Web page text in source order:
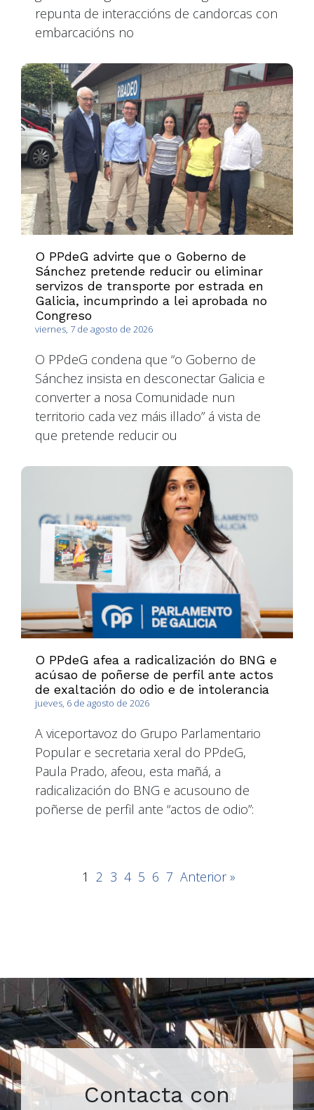
repunta de interaccións de candorcas con
embarcacións no
O PPdeG advirte que o Goberno de
Sánchez pretende reducir ou eliminar
servizos de transporte por estrada en
Galicia, incumprindo a lei aprobada no
Congreso
viernes, 7 de agosto de 2026
O PPdeG condena que “o Goberno de
Sánchez insista en desconectar Galicia e
converter a nosa Comunidade nun
territorio cada vez máis illado” á vista de
que pretende reducir ou
O PPdeG afea a radicalización do BNG e
acúsao de poñerse de perfil ante actos
de exaltación do odio e de intolerancia
jueves, 6 de agosto de 2026
A viceportavoz do Grupo Parlamentario
Popular e secretaria xeral do PPdeG,
Paula Prado, afeou, esta mañá, a
radicalización do BNG e acusouno de
poñerse de perfil ante “actos de odio”:
1 2 3 4 5 6 7 Anterior »
Contacta con